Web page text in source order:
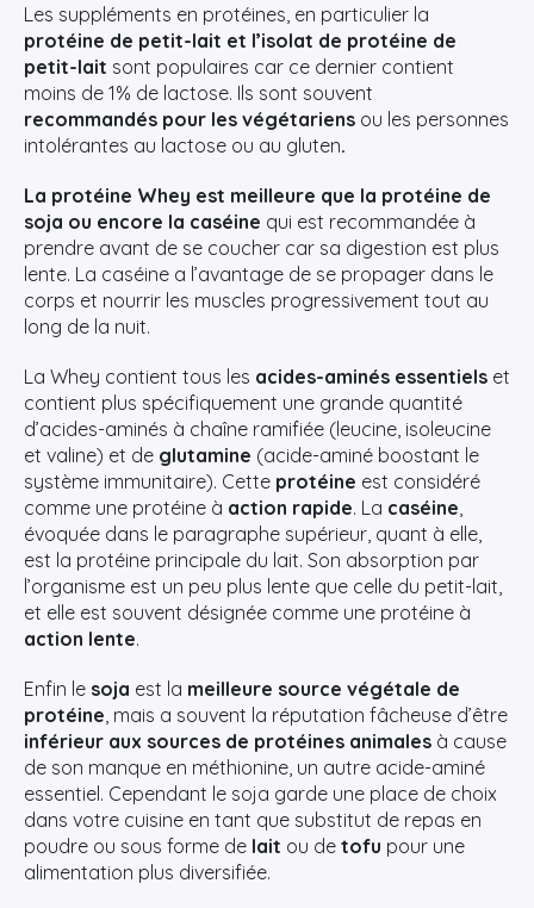
Les suppléments en protéines, en particulier la
protéine de petit-lait et l’isolat de protéine de
petit-lait sont populaires car ce dernier contient
moins de 1% de lactose. Ils sont souvent
recommandés pour les végétariens ou les personnes
intolérantes au lactose ou au gluten.
La protéine Whey est meilleure que la protéine de
soja ou encore la caséine qui est recommandée à
prendre avant de se coucher car sa digestion est plus
lente. La caséine a l’avantage de se propager dans le
corps et nourrir les muscles progressivement tout au
long de la nuit.
La Whey contient tous les acides-aminés essentiels et
contient plus spécifiquement une grande quantité
d’acides-aminés à chaîne ramifiée (leucine, isoleucine
et valine) et de glutamine (acide-aminé boostant le
système immunitaire). Cette protéine est considéré
comme une protéine à action rapide. La caséine
évoquée dans le paragraphe supérieur, quant à elle,
est la protéine principale du lait. Son absorption par
l’organisme est un peu plus lente que celle du petit-lait,
et elle est souvent désignée comme une protéine à
action lente.
Enfin le soja est la meilleure source végétale de
protéine , mais a souvent la réputation fâcheuse d’être
inférieur aux sources de protéines animales à cause
de son manque en méthionine, un autre acide-aminé
essentiel. Cependant le soja garde une place de choix
dans votre cuisine en tant que substitut de repas en
poudre ou sous forme de lait ou de tofu pour une
alimentation plus diversifiée.